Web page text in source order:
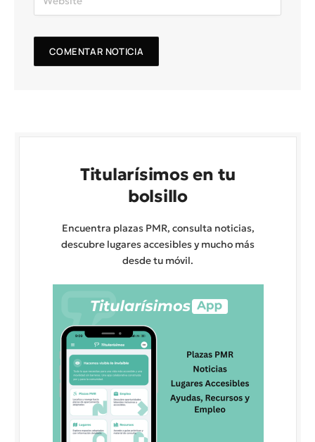
Titularísimos en tu
bolsillo
Encuentra plazas PMR, consulta noticias,
descubre lugares accesibles y mucho más
desde tu móvil.